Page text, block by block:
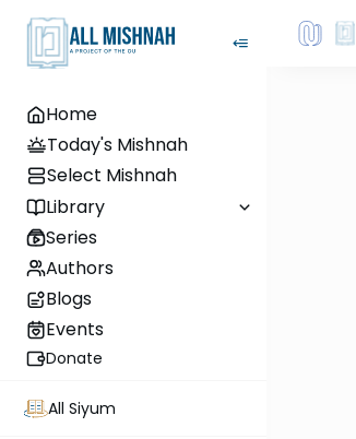
Home
Today's Mishnah
Select Mishnah
Library
Series
Authors
Blogs
Events
Donate
All Siyum